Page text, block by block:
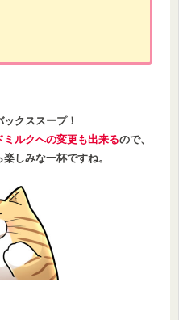
クススープ！
ルクへの変更も出来るので、
しみな一杯ですね。